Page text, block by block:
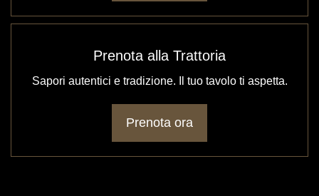
Prenota alla Trattoria
Sapori autentici e tradizione. Il tuo tavolo ti aspetta.
Prenota ora